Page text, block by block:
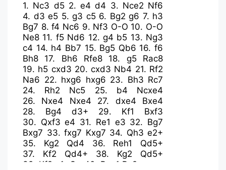
1. Nc3 d5 2. e4 d4 3. Nce2 Nf6
4. d3 e5 5. g3 c5 6. Bg2 g6 7. h3
Bg7 8.f4 Nc6 9. Nf3 O-O 10. O-O
Ne8 11. f5 Nd6 12. g4 b5 13. Ng3
c4 14. h4 Bb7 15. Bg5 Qb6 16. f6
Bh8
17. Bh6 Rfe8 18. g5
Rac8
19. h5 cxd3 20.cxd3 Nb4 21. Rf2
Na6 22. hxg6 hxg6 23. Bh3 Rc7
24. Rh2 Nc5 25. b4
Ncxe4
26. Nxe4 Nxe4 27. dxe4
Bxe4
28. Bg4 d3+ 29. Kf1
Bxf3
30. Qxf3 e4 31. Re1 e3 32. Bg7
Bxg7 33. fxg7 Kxg7 34. Qh3 e2+
35. Kg2 Qd4 36. Reh1
Qd5+
37. Kf2 Qd4+ 38. Kg2
Qd5+
39. Kf2 e1=Q+ 40. Rxe1 Rc2+